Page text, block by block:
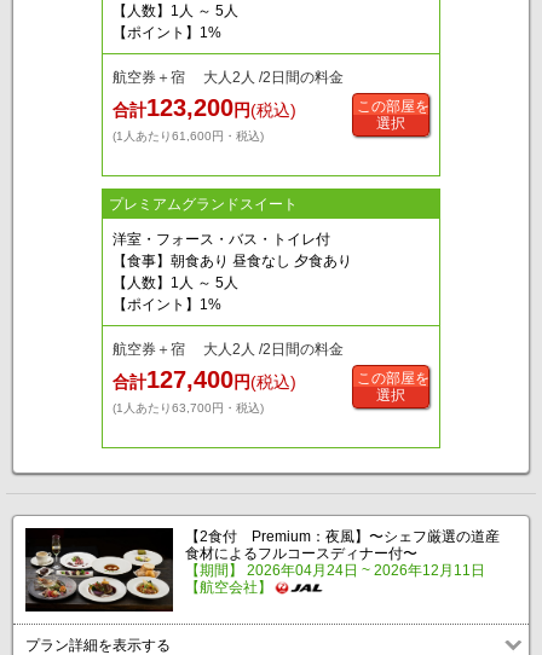
【人数】1人 ～ 5人
【ポイント】1%
航空券＋宿 大人2人 /2日間の料金
合計123,200円(税込)
(1人あたり61,600円・税込)
この部屋を
選択
プレミアムグランドスイート
洋室・フォース・バス・トイレ付
【食事】朝食あり 昼食なし 夕食あり
【人数】1人 ～ 5人
【ポイント】1%
航空券＋宿 大人2人 /2日間の料金
合計127,400円(税込)
(1人あたり63,700円・税込)
この部屋を
選択
【2食付 Premium：夜風】〜シェフ厳選の道産
食材によるフルコースディナー付〜
【期間】 2026年04月24日 ~ 2026年12月11日
【航空会社】
プラン詳細を表示する